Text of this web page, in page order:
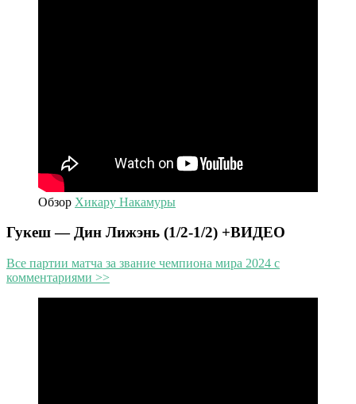
Обзор Хикару Накамуры
Гукеш — Дин Лижэнь (1/2-1/2) +ВИДЕО
Все партии матча за звание чемпиона мира 2024 с
комментариями >>